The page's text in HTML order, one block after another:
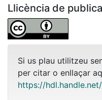
Llicència de
Si us plau utilitzeu
per citar o enllaçar
https://